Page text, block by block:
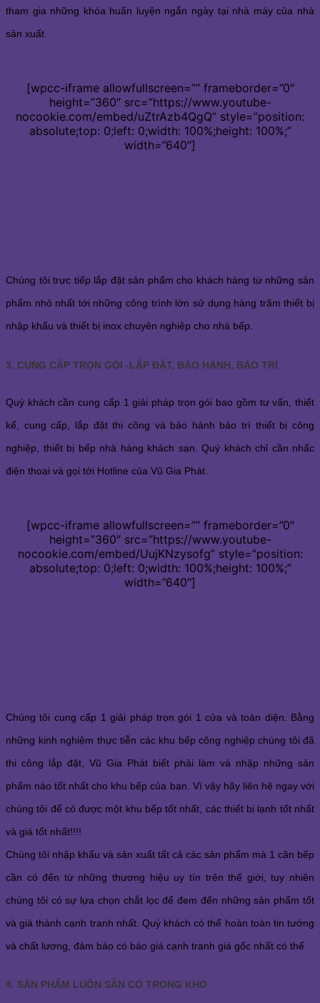
tham gia những khóa huấn luyện ngắn ngày tại nhà máy của nhà
sản xuất.
[wpcc-iframe allowfullscreen=”” frameborder=”0″
height=”360″ src=”https://www.youtube-
nocookie.com/embed/uZtrAzb4QgQ” style=”position:
absolute;top: 0;left: 0;width: 100%;height: 100%;”
width=”640″]
Chúng tôi trực tiếp lắp đặt sản phẩm cho khách hàng từ những sản
phẩm nhỏ nhất tới những công trình lớn sử dụng hàng trăm thiết bị
nhập khẩu và thiết bị inox chuyên nghiệp cho nhà bếp.
3. CUNG CẤP TRỌN GÓI -LẮP ĐẶT, BẢO HÀNH, BẢO TRÌ
Quý khách cần cung cấp 1 giải pháp trọn gói bao gồm tư vấn, thiết
kế, cung cấp, lắp đặt thi công và bảo hành bảo trì thiết bị công
nghiệp, thiết bị bếp nhà hàng khách sạn. Quý khách chỉ cần nhấc
điện thoại và gọi tới Hotline của Vũ Gia Phát.
[wpcc-iframe allowfullscreen=”” frameborder=”0″
height=”360″ src=”https://www.youtube-
nocookie.com/embed/UujKNzysofg” style=”position:
absolute;top: 0;left: 0;width: 100%;height: 100%;”
width=”640″]
Chúng tôi cung cấp 1 giải pháp trọn gói 1 cửa và toàn diện. Bằng
những kinh nghiệm thực tiễn các khu bếp công nghiệp chúng tôi đã
thi công lắp đặt, Vũ Gia Phát biết phải làm và nhập những sản
phẩm nào tốt nhất cho khu bếp của bạn. Vì vậy hãy liên hệ ngay với
chúng tôi để có được một khu bếp tốt nhất, các thiết bị lạnh tốt nhất
và giá tốt nhất!!!!
Chúng tôi nhập khẩu và sản xuất tất cả các sản phẩm mà 1 căn bếp
cần có đến từ những thương hiệu uy tín trên thế giới, tuy nhiên
chúng tôi có sự lựa chọn chắt lọc để đem đến những sản phẩm tốt
và giá thành cạnh tranh nhất. Quý khách có thể hoàn toàn tin tưởng
và chất lương, đảm bảo có báo giá cạnh tranh giá gốc nhất có thể
4. SẢN PHẨM LUÔN SẴN CÓ TRONG KHO